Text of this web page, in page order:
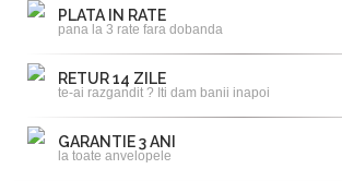
PLATA IN RATE
pana la 3 rate fara dobanda
RETUR 14 ZILE
te-ai razgandit ? Iti dam banii inapoi
GARANTIE 3 ANI
la toate anvelopele